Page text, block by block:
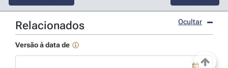
Relacionados Ocultar
Versão à data de